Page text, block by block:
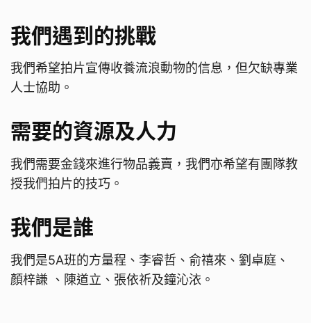
我們遇到的挑戰
我們希望拍片宣傳收養流浪動物的信息，但欠缺專業
人士協助。
需要的資源及人力
我們需要金錢來進行物品義賣，我們亦希望有團隊教
授我們拍片的技巧。
我們是誰
我們是5A班的方量程、李睿哲、俞禧來、劉卓庭、
顏梓謙 、陳道立、張依祈及鐘沁㳖。